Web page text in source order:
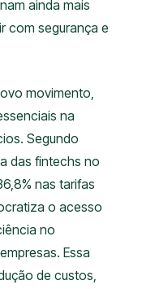
ainda mais
com segurança e
movimento,
na
Segundo
das fintechs no
nas tarifas
o acesso
no
Essa
de custos,